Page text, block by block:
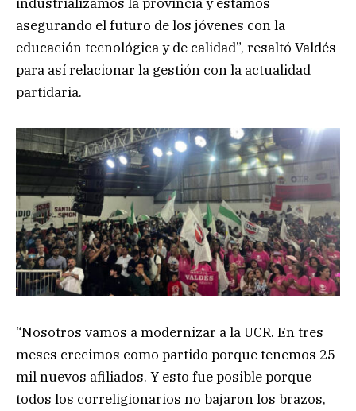
asegurando el futuro de los jóvenes con la
educación tecnológica y de calidad”, resaltó Valdés
para así relacionar la gestión con la actualidad
partidaria.
“Nosotros vamos a modernizar a la UCR. En tres
meses crecimos como partido porque tenemos 25
mil nuevos afiliados. Y esto fue posible porque
todos los correligionarios no bajaron los brazos,